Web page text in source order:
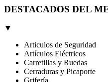
DESTACADOS DEL
▼
Articulos de Seguridad
Artículos Eléctricos
Carretillas y Ruedas
Cerraduras y Picaporte